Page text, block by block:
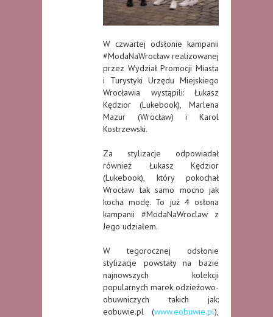
W czwartej odsłonie kampanii
#ModaNaWrocław realizowanej
przez Wydział Promocji Miasta
i Turystyki Urzędu Miejskiego
Wrocławia wystąpili: Łukasz
Kędzior (Lukebook), Marlena
Mazur (Wrocław) i Karol
Kostrzewski.
Za stylizacje odpowiadał
również Łukasz Kędzior
(Lukebook), który pokochał
Wrocław tak samo mocno jak
kocha modę. To już 4 osłona
kampanii #ModaNaWroclaw z
Jego udziałem.
W tegorocznej odsłonie
stylizacje powstały na bazie
najnowszych kolekcji
popularnych marek odzieżowo-
obuwniczych takich jak:
eobuwie.pl (www.eobuwie.pl),